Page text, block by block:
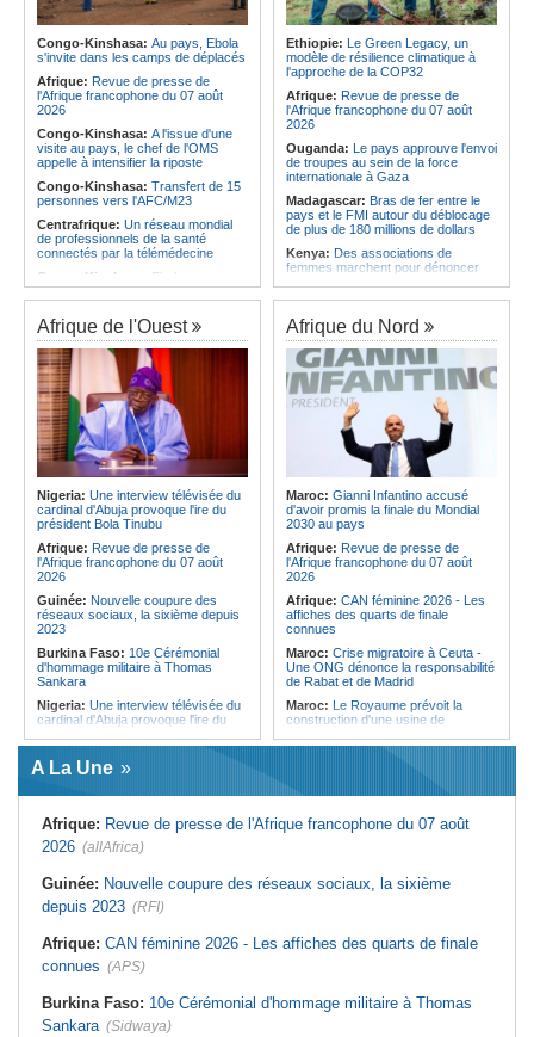
Afrique:La LSF salue le lancement
du premier ETF obligataire
souverain africain (USD) disponible
en Europe
Afrique: Les joueurs africains et de
la diaspora dominent la coupe du
monde
Angola:L'Assemblée nationale
approuve le rapport sur la
désignation des membres des
commissions électorales
Angola:Le pétrole brut Brent
s'échange à 79,21 $US
Congo-Kinshasa: Au pays, Ebola
s'invite dans les camps de déplacés
Afrique: Revue de presse de
l'Afrique francophone du 07 août
2026
Congo-Kinshasa: A l'issue d'une
visite au pays, le chef de l'OMS
appelle à intensifier la riposte
Congo-Kinshasa: Transfert de 15
personnes vers l'AFC/M23
Centrafrique: Un réseau mondial
de professionnels de la santé
connectés par la télémédecine
Congo-Kinshasa: Ebola au pays -
Africa CDC mise sur les
communautés
Afrique Centrale:L'explosion de la
demande de viande de brousse
extermine la faune sauvage
Congo-Kinshasa:Après l'accord
avec une branche des FDLR, les
zones d'ombre persistent
Centrafrique: Un gendarme détenu
par le groupe armé AAKG retrouve
la liberté
Rome et Kigali discutent
d'une possible externalisation au
pays des procédures d'asile à
destination de l'Italie
Ethiopie: Le Green Legacy, un
modèle de résilience climatique à
l'approche de la COP32
Afrique: Revue de presse de
l'Afrique francophone du 07 août
2026
Ouganda: Le pays approuve l'envoi
de troupes au sein de la force
internationale à Gaza
Madagascar: Bras de fer entre le
pays et le FMI autour du déblocage
de plus de 180 millions de dollars
Kenya: Des associations de
femmes marchent pour dénoncer
Afrique:La CEA renforce les
capacités des parlementaires de
l'Afrique de l'Est
Congo-Kinshasa:
Après l'accord
avec une branche des FDLR, les
zones d'ombre persistent
Sud-Soudan:
Le pays à la croisée
des chemins, alerte l'ONU
Rwanda:Rome et Kigali discutent
d'une possible externalisation au
pays des procédures d'asile à
destination de l'Italie
Somalie:Le camp de Galkayo
frappé par une violente attaque des
Forces du Puntland
Afrique de l'Ouest
Nigeria: Une interview télévisée du
cardinal d'Abuja provoque l'ire du
président Bola Tinubu
Afrique: Revue de presse de
l'Afrique francophone du 07 août
2026
Guinée: Nouvelle coupure des
réseaux sociaux, la sixième depuis
2023
Burkina Faso: 10e Cérémonial
d'hommage militaire à Thomas
Sankara
Nigeria: Une interview télévisée du
cardinal d'Abuja provoque l'ire du
Afrique de l'Ouest:
22 milliards de FCFA en obligations
l'UEMOA
Cote d'Ivoire:Le retour du tambour
parleur «Djidji Ayôkwé» prend une
dimension politique
Guinée:
Le président dissipe les
doutes concernant son état de
santé dans un message publié sur X
l'assurance pour tous - Le pacte de
- Les retards du calendrier
alimentent les soupçons d'un report
Afrique du Nord
Maroc: Gianni Infantino accusé
d'avoir promis la finale du Mondial
2030 au pays
Afrique: Revue de presse de
l'Afrique francophone du 07 août
2026
Afrique: CAN féminine 2026 - Les
affiches des quarts de finale
connues
Maroc: Crise migratoire à Ceuta -
Une ONG dénonce la responsabilité
de Rabat et de Madrid
Maroc: Le Royaume prévoit la
construction d'une usine de
déchets à Casablanca
agents de sécurité, selon des
associations
Afrique:Afrobasket féminin U18 -
Algérie: Le président de la
Le baryton italien Gianni
Bruschi à El Jem - « Ce théâtre
A La Une
Afrique: Revue de presse de l'Afrique francophone du 07 août
2026 (allAfrica)
Guinée: Nouvelle coupure des réseaux sociaux, la sixième
depuis 2023 (RFI)
Afrique: CAN féminine 2026 - Les affiches des quarts de finale
connues (APS)
Burkina Faso: 10e Cérémonial d'hommage militaire à Thomas
Sankara (Sidwaya)